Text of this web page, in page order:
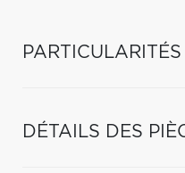
DÉTAILS DES